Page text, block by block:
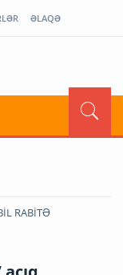
ƏLAQƏ
RABİTƏ